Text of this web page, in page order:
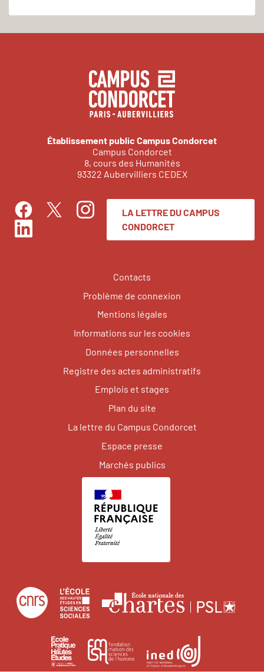
Établissement public Campus Condorcet
Campus Condorcet
8, cours des Humanités
93322 Aubervilliers CEDEX
FacebookTwitterInstagram
LinkedIn
LA LETTRE DU CAMPUS
CONDORCET
Contacts
Problème de connexion
Mentions légales
Informations sur les cookies
Données personnelles
Registre des actes administratifs
Emplois et stages
Plan du site
La lettre du Campus Condorcet
Espace presse
Marchés publics
Centre
national
la
recherche
École
des
études
en
École
pratique
Fondation
maison
national